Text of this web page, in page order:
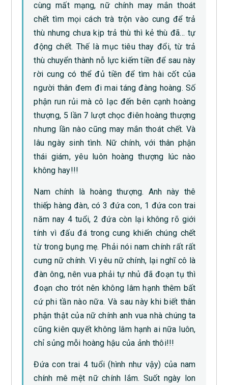
cùng mất mạng, nữ chính may mắn thoát
chết tìm mọi cách trà trộn vào cung để trả
thù nhưng chưa kịp trả thù thì kẻ thù đã… tự
động chết. Thế là mục tiêu thay đổi, từ trả
thù chuyển thành nỗ lực kiếm tiền để sau này
rời cung có thể đủ tiền để tìm hài cốt của
người thân đem đi mai táng đàng hoàng. Số
phận run rủi mà cô lạc đến bên cạnh hoàng
thượng, 5 lần 7 lượt chọc điên hoàng thượng
nhưng lần nào cũng may mắn thoát chết. Và
lâu ngày sinh tình. Nữ chính, với thân phận
thái giám, yêu luôn hoàng thượng lúc nào
không hay!!!
Nam chính là hoàng thượng. Anh này thê
thiếp hàng đàn, có 3 đứa con, 1 đứa con trai
năm nay 4 tuổi, 2 đứa còn lại không rõ giới
tính vì đấu đá trong cung khiến chúng chết
từ trong bụng mẹ. Phải nói nam chính rất rất
cưng nữ chính. Vì yêu nữ chính, lại nghĩ cô là
đàn ông, nên vua phải tự nhủ đã đoạn tụ thì
đoạn cho trót nên không lâm hạnh thêm bất
cứ phi tần nào nữa. Và sau này khi biết thân
phận thật của nữ chính anh vua nhà chúng ta
cũng kiên quyết không lâm hạnh ai nữa luôn,
chỉ sủng mỗi hoàng hậu của ảnh thôi!!!
Đứa con trai 4 tuổi (hình như vậy) của nam
chính mê mệt nữ chính lắm. Suốt ngày lon